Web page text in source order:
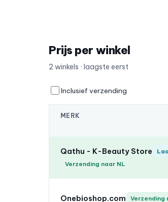
Prijs per winkel
2 winkels · laagste eerst
Inclusief verzending
MERK
Qathu - K-Beauty Store
Verzending naar NL
Onebioshop.com Verzending